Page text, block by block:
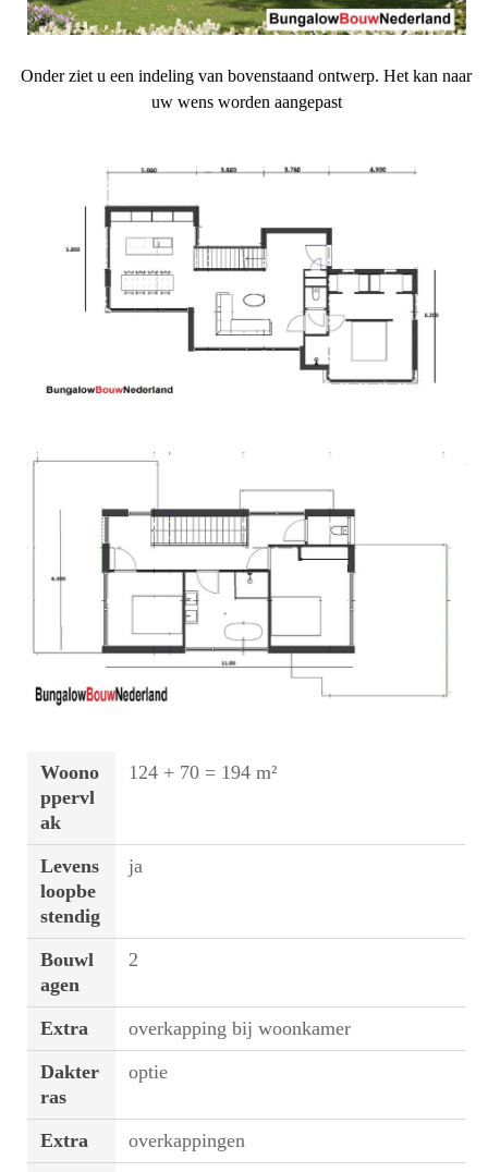
Onder ziet u een indeling van bovenstaand ontwerp. Het kan naar
uw wens worden aangepast
Woono
ppervl
ak
124 + 70 = 194 m²
Levens
loopbe
stendig
ja
Bouwl
agen
2
Extra
overkapping bij woonkamer
Dakter
ras
optie
Extra
overkappingen